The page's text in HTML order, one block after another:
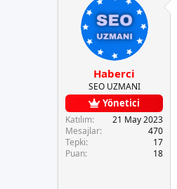
t
n
n
g
ı
ç
t
r
i
h
i
Haberci
SEO UZMANI
Yönetici
Katılım
21 May 2023
Mesajlar
470
Tepki
17
Puan
18